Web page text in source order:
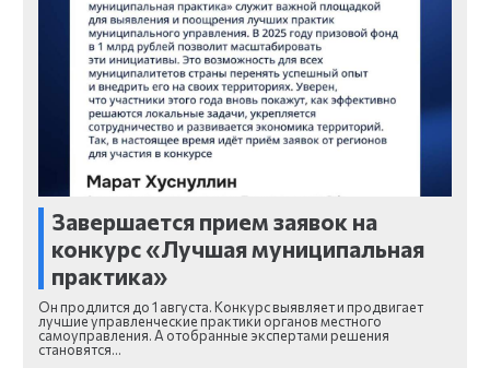
Завершается прием заявок на
конкурс «Лучшая муниципальная
практика»
Он продлится до 1 августа. Конкурс выявляет и продвигает
лучшие управленческие практики органов местного
самоуправления. А отобранные экспертами решения
становятся…